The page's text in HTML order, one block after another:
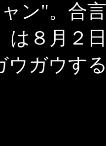
ン"。合
は８月２
ウガウす